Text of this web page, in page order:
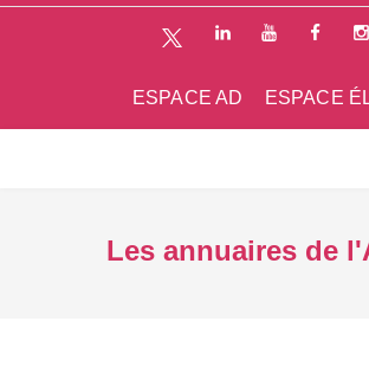
ESPACE
ESPACE AD
Les annuaires de